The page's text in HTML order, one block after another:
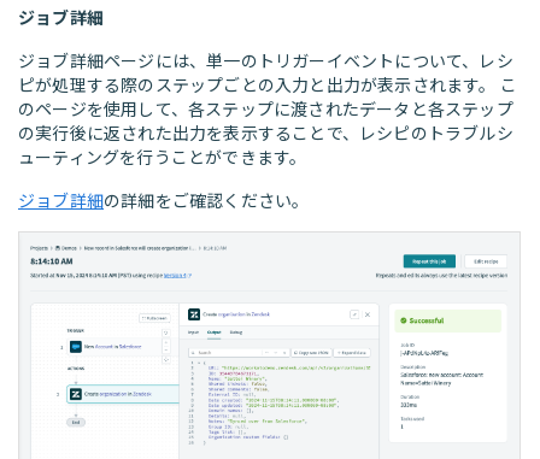
ジョブ詳細
ジョブ詳細ページには、単一のトリガーイベントについて、レシ
ピが処理する際のステップごとの入力と出力が表示されます。 こ
のページを使用して、各ステップに渡されたデータと各ステップ
の実行後に返された出力を表示することで、レシピのトラブルシ
ューティングを行うことができます。
ジョブ詳細の詳細をご確認ください。